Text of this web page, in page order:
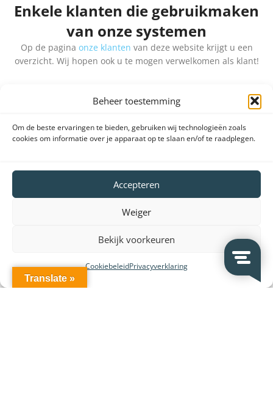
Beheer toestemming
Om de beste ervaringen te bieden, gebruiken wij technologieën zoals
cookies om informatie over je apparaat op te slaan en/of te raadplegen.
Accepteren
Weiger
Bekijk voorkeuren
CookiebeleidPrivacyverklaring
Enkele klanten die gebruikmaken
van onze systemen
Op de pagina onze klanten van deze website krijgt u een
overzicht. Wij hopen ook u te mogen verwelkomen als klant!
Translate »